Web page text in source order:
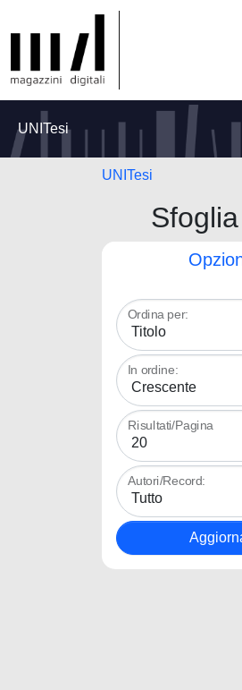
UNITesi
UNITesi
Ordina per:
In ordine:
Risultati/Pagina
Autori/Record: